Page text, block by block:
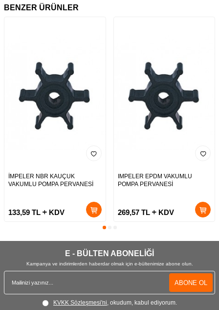
BENZER ÜRÜNLER
İMPELER NBR KAUÇUK
VAKUMLU POMPA PERVANESİ
133,59 TL KDV
IMPELER EPDM VAKUMLU
POMPA PERVANESİ
269,57TL KDV
E - BÜLTEN ABONELİĞİ
Kampanya ve indirimlerden haberdar olmak için e-bültenimize abone olun.
ABONE OL
KVKK Sözleşmesi'ni, okudum, kabul ediyorum.